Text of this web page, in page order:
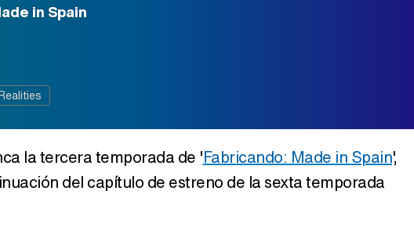
in Spain
la tercera temporada de 'Fabricando: Made in Spain',
del capítulo de estreno de la sexta temporada